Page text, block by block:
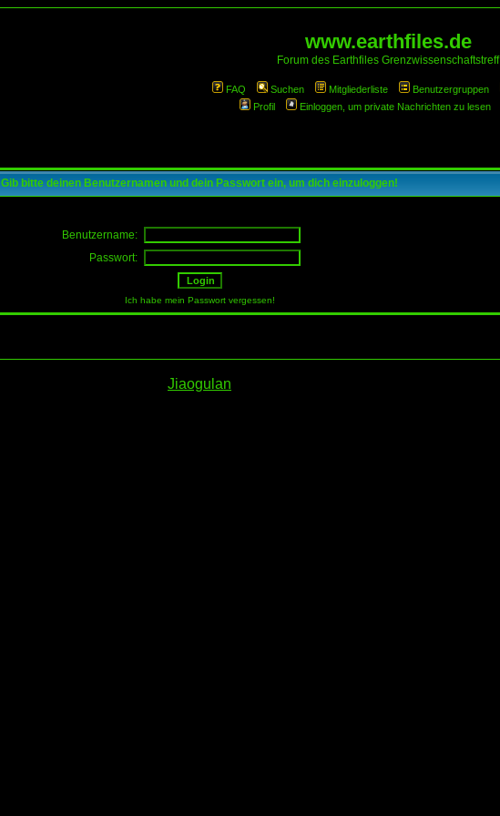
www.earthfiles.de
Forum des Earthfiles Grenzwissenschaftstreff
FAQ Suchen Mitgliederliste Benutzergruppen
Profil
Einloggen, um private Nachrichten zu lesen
Gib bitte deinen Benutzernamen und dein Passwort ein, um dich einzuloggen!
Benutzername:
Passwort:
Ich habe mein Passwort vergessen!
Jiaogulan